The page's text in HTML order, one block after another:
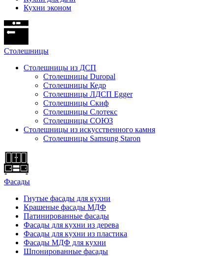
Кухни эконом
Cтолешницы
Столешницы из ДСП
Столешницы Duropal
Столешницы Кедр
Столешницы ЛДСП Egger
Столешницы Скиф
Столешницы Слотекс
Столешницы СОЮЗ
Столешницы из искусственного камня
Столешницы Samsung Staron
Фасады
Гнутые фасады для кухни
Крашеные фасады МДФ
Патинированные фасады
Фасады для кухни из дерева
Фасады для кухни из пластика
Фасады МДФ для кухни
Шпонированные фасады